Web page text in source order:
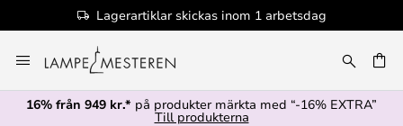
Lagerartiklar skickas inom 1 arbetsdag
till
innehållet
16% från 949 kr.* på produkter märkta med “-16% EXTRA”
Till produkterna